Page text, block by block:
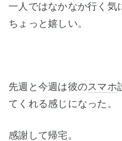
一人ではなかなか行く気
ちょっと嬉しい。
先週と今週は彼のスマホ
てくれる感じになった。
感謝して帰宅。